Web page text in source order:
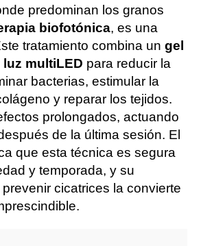
predominan los granos
biofotónica, es una
tratamiento combina un gel
multiLED para reducir la
bacterias, estimular la
y reparar los tejidos.
prolongados, actuando
de la última sesión. El
que esta técnica es segura
y temporada, y su
cicatrices la convierte